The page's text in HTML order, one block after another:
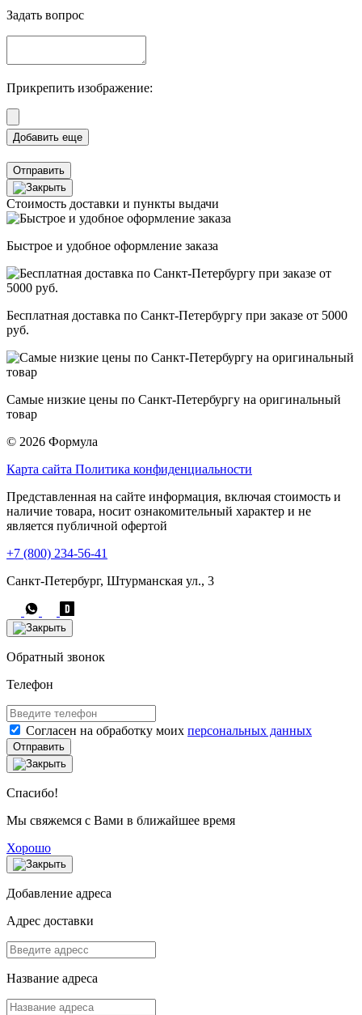
Задать вопрос
Прикрепить изображение:
Отправить
Стоимость доставки и пункты выдачи
Быстрое и удобное оформление заказа
Бесплатная доставка по Санкт-Петербургу при заказе от 5000
руб.
Самые низкие цены по Санкт-Петербургу на оригинальный
товар
© 2026 Формула
Карта сайта Политика конфиденциальности
Представленная на сайте информация, включая стоимость и
наличие товара, носит ознакомительный характер и не
является публичной офертой
+7 (800) 234-56-41
Санкт-Петербург, Штурманская ул., 3
Обратный звонок
Телефон
Согласен на обработку моих персональных данных
Отправить
Спасибо!
Мы свяжемся с Вами в ближайшее время
Хорошо
Добавление адреса
Адрес доставки
Название адреса